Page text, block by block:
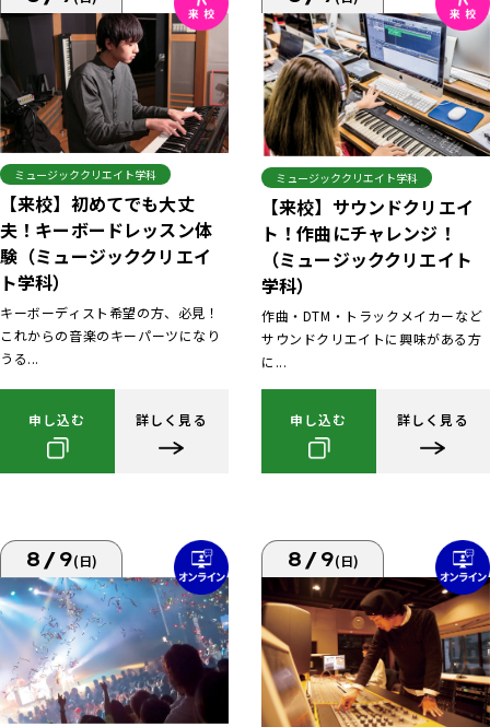
ミュージッククリエイト学科
【来校】初めてでも大丈
夫！キーボードレッスン体
験（ミュージッククリエイ
ト学科）
キーボーディスト希望の方、必見！
これからの音楽のキーパーツになり
うる...
申し込む 詳しく見る
ミュージッククリエイト学科
【来校】サウンドクリエイ
ト！作曲にチャレンジ！
（ミュージッククリエイト
学科）
作曲・DTM・トラックメイカーなど
サウンドクリエイトに興味がある方
に...
申し込む 詳しく見る
8/9(日) 8/9(日)